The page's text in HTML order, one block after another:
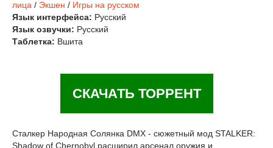
лица / Экшен / Игры на русском
Язык интерфейса: Русский
Язык озвучки: Русский
Таблетка: Вшита
СКАЧАТЬ ТОРРЕНТ
Сталкер Народная Солянка DMX - сюжетный мод STALKER:
Shadow of Chernobyl расширил арсенал оружия и